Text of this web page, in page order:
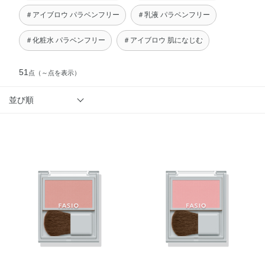
＃アイブロウ パラベンフリー ＃乳液 パラベンフリー
＃化粧水 パラベンフリー ＃アイブロウ 肌になじむ
51 点 （～点を表示）
並び順